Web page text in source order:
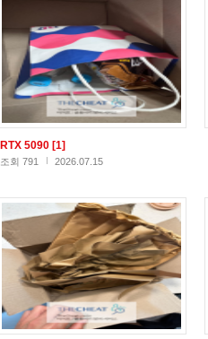
RTX 5090 [1]
조회 791 2026.07.15